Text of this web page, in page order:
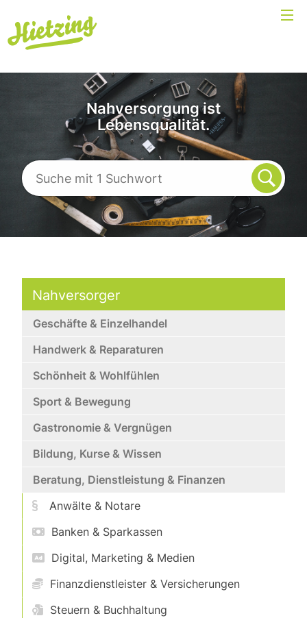
Nahversorgung ist
Lebensqualität.
Nahversorger
Geschäfte & Einzelhandel
Handwerk & Reparaturen
Schönheit & Wohlfühlen
Sport & Bewegung
Gastronomie & Vergnügen
Bildung, Kurse & Wissen
Beratung, Dienstleistung & Finanzen
Anwälte & Notare
Banken & Sparkassen
Digital, Marketing & Medien
Finanzdienstleister & Versicherungen
Steuern & Buchhaltung